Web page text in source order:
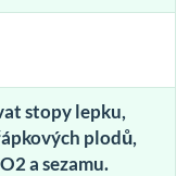
stopy lepku,
plodů,
a sezamu.